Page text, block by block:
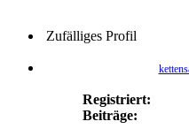
Zufälliges Profil
Registriert:
Beiträge: